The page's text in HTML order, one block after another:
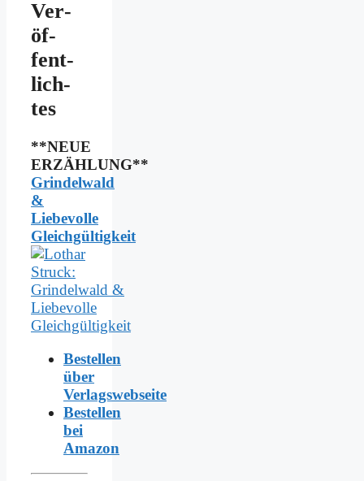
Ver­
öf­
fent­
lich­
tes
**NEUE
ERZÄHLUNG**
Grindelwald
&
Liebevolle
Gleichgültigkeit
Bestellen
über
Verlagswebseite
Bestellen
bei
Amazon